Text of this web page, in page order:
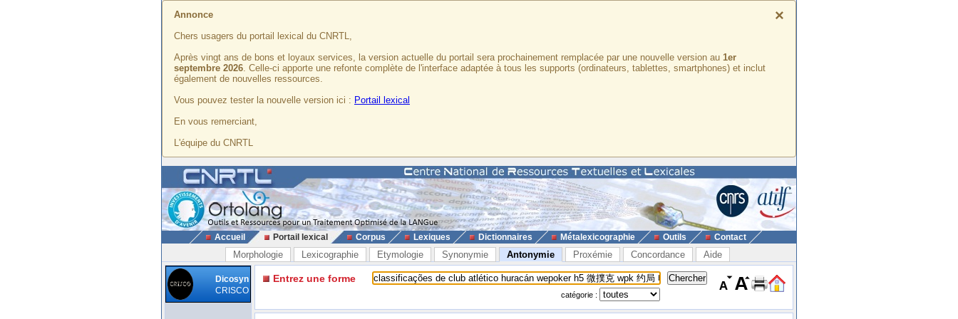
×
Annonce
Chers usagers du portail lexical du CNRTL,
Après vingt ans de bons et loyaux services, la version actuelle du portail sera prochainement remplacée par une nouvelle version au 1er
septembre 2026. Celle-ci apporte une refonte complète de l'interface adaptée à tous les supports (ordinateurs, tablettes, smartphones) et inclut
également de nouvelles ressources.
Vous pouvez tester la nouvelle version ici : Portail lexical
En vous remerciant,
L'équipe du CNRTL
Accueil Portail lexical Corpus Lexiques Dictionnaires Métalexicographie Outils Contact
Morphologie Lexicographie Etymologie Synonymie Antonymie Proxémie Concordance Aide
Dicosyn
CRISCO
Entrez une forme
catégorie :